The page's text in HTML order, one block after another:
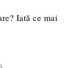
Iată ce mai